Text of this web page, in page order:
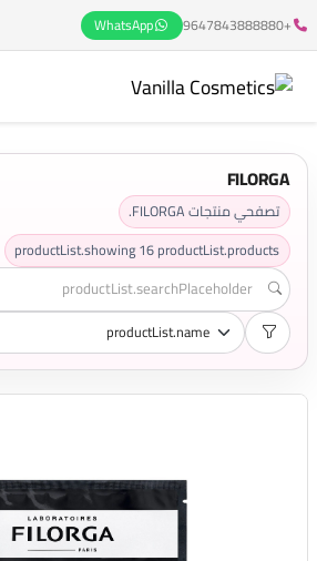
+9647843888880
WhatsApp
FILORGA
تصفحي منتجات FILORGA.
productList.showing16productList.products